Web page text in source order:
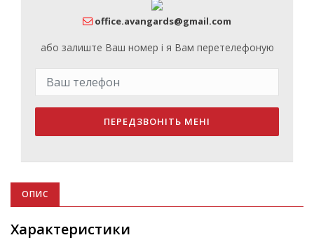
office.avangards@gmail.com
або залиште Ваш номер і я Вам перетелефоную
ПЕРЕДЗВОНІТЬ МЕНІ
ОПИС
Характеристики